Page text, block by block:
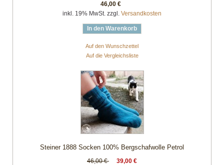
46,00 €
inkl. 19% MwSt. zzgl. Versandkosten
In den Warenkorb
Auf den Wunschzettel
Auf die Vergleichsliste
Steiner 1888 Socken 100% Bergschafwolle Petrol
46,00 €
39,00 €